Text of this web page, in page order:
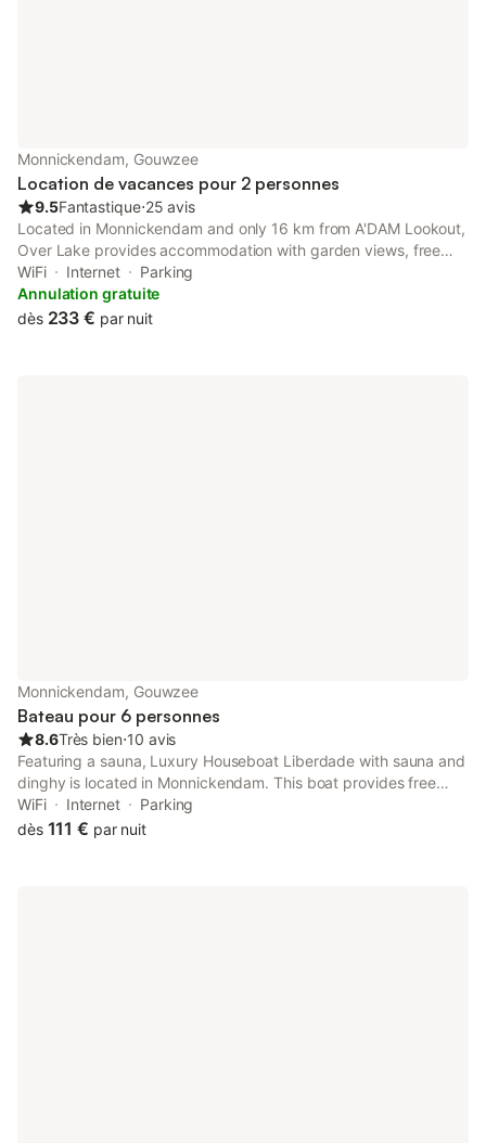
Monnickendam, Gouwzee
Location de vacances pour 2 personnes
9.5Fantastique⋅25 avis
Located in Monnickendam and only 16 km from A'DAM Lookout,
Over Lake provides accommodation with garden views, free
WiFi and free private parking. Featuring private check-in and
check-out, this property also provides guests with a picnic area.
WiFi Internet
Parking
Annulation gratuite
dès 233 € par nuit
Monnickendam, Gouwzee
Bateau pour 6 personnes
8.6Très bien⋅10 avis
Featuring a sauna, Luxury Houseboat Liberdade with sauna and
dinghy is located in Monnickendam. This boat provides free
private parking and private check-in and check-out. Providing
free WiFi throughout the property, the non-smoking boat has a
WiFi Internet
Parking
dès 111 € par nuit